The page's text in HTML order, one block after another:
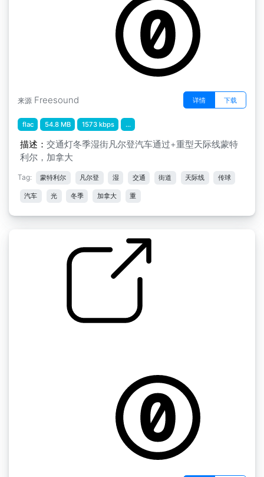
来源 Freesound 详情 下载
flac 54.8 MB 1573 kbps ...
描述： 交通灯冬季湿街凡尔登汽车通过+重型天际线蒙特
利尔，加拿大
Tag: 蒙特利尔 凡尔登 湿 交通 街道 天际线 传球
汽车 光 冬季 加拿大 重